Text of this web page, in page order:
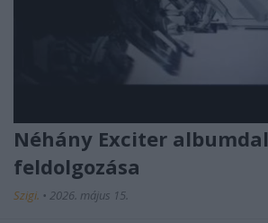
Néhány Exciter albumdal
feldolgozása
Szigi. • 2026. május 15.